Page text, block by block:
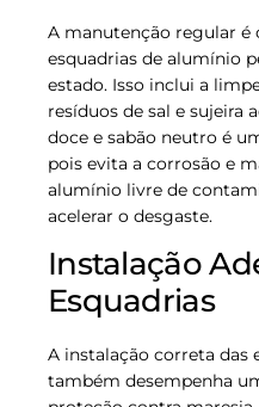
A manutenção regular é
esquadrias de alumínio
estado. Isso inclui a
resíduos de sal e sujeira
doce e sabão neutro é
pois evita a corrosão e
alumínio livre de
acelerar o desgaste.
Instalação
Esquadrias
A instalação correta das
também desempenha